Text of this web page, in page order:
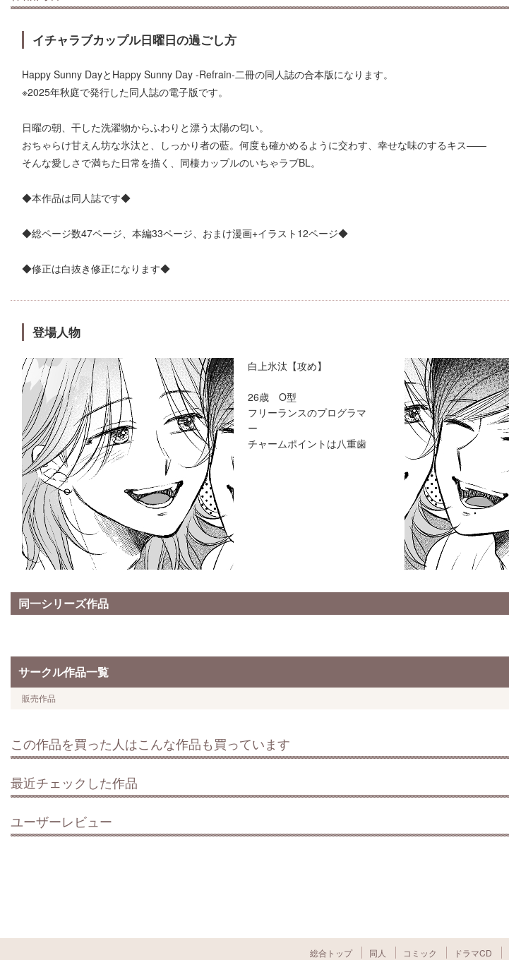
イチャラブカップル日曜日の過ごし方
Happy Sunny DayとHappy Sunny Day -Refrain-二冊の同人誌の合本版になります。
※2025年秋庭で発行した同人誌の電子版です。
日曜の朝、干した洗濯物からふわりと漂う太陽の匂い。
おちゃらけ甘えん坊な氷汰と、しっかり者の藍。何度も確かめるように交わす、幸せな味のするキス――
そんな愛しさで満ちた日常を描く、同棲カップルのいちゃラブBL。
◆本作品は同人誌です◆
◆総ページ数47ページ、本編33ページ、おまけ漫画+イラスト12ページ◆
◆修正は白抜き修正になります◆
登場人物
白上氷汰【攻め】
26歳 O型
フリーランスのプログラマ
ー
チャームポイントは八重歯
同一シリーズ作品
サークル作品一覧
販売作品
この作品を買った人はこんな作品も買っています
最近チェックした作品
ユーザーレビュー
総合トップ 同人 コミック ドラマCD